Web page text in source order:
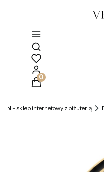
Otwórz
Produkty w
- sklep internetowy z biżuterią